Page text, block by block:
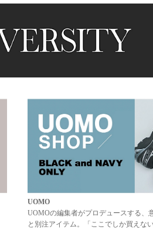
UOMO
UOMOの編集者がプロデュースする、
と別注アイテム。「ここでしか買えな